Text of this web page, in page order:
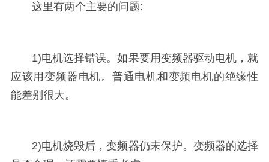
这里有两个主要的问题:
1)电机选择错误。如果要用变频器驱动电机，就
应该用变频器电机。普通电机和变频电机的绝缘性
能差别很大。
2)电机烧毁后，变频器仍未保护。变频器的选择